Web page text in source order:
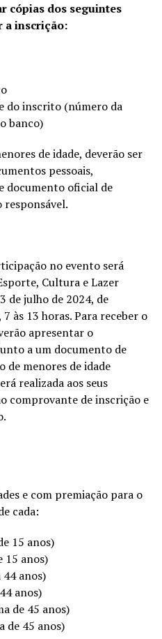
cópias dos seguintes
a inscrição:
do inscrito (número da
banco)
de idade, deverão ser
pessoais,
documento oficial de
no evento será
Cultura e Lazer
de julho de 2024, de
às 13 horas. Para receber o
apresentar o
a um documento de
de menores de idade
realizada aos seus
comprovante de inscrição e
e com premiação para o
cada:
15 anos)
15 anos)
anos)
anos)
de 45 anos)
de 45 anos)